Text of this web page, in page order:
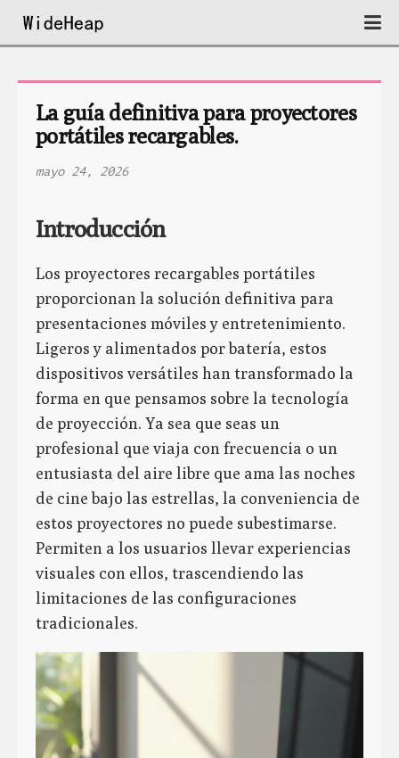
La guía definitiva para proyectores
portátiles recargables.
mayo 24, 2026
Introducción
Los proyectores recargables portátiles
proporcionan la solución definitiva para
presentaciones móviles y entretenimiento.
Ligeros y alimentados por batería, estos
dispositivos versátiles han transformado la
forma en que pensamos sobre la tecnología
de proyección. Ya sea que seas un
profesional que viaja con frecuencia o un
entusiasta del aire libre que ama las noches
de cine bajo las estrellas, la conveniencia de
estos proyectores no puede subestimarse.
Permiten a los usuarios llevar experiencias
visuales con ellos, trascendiendo las
limitaciones de las configuraciones
tradicionales.